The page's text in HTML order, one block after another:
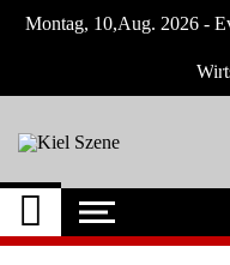
Skip
Montag, 10,Aug. 2026 -
Kiel
Neuigkeiten und
Umgebung